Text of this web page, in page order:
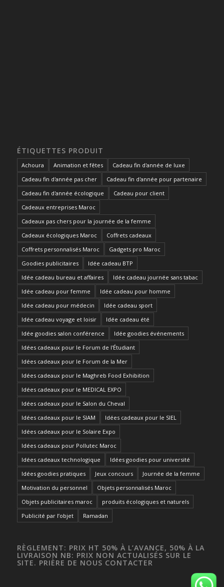
ÉTIQUETTES PRODUIT
Achoura Animation et fêtes
Cadeau fin d'année de luxe
Cadeau fin d'année pas cher
Cadeau fin d'année pour partenaire
Cadeau fin d'année écologique
Cadeau pour client
Cadeaux entreprises Maroc
Cadeaux pas chers pour la journée de la femme
Cadeaux écologiques Maroc
Coffrets cadeaux
Coffrets personnalisés Maroc
Gadgets pro Maroc
Goodies publicitaires
Idée cadeau BTP
Idée cadeau bureau et affaires
Idée cadeau journée sans tabac
Idée cadeau pour femme
Idée cadeau pour homme
Idée cadeau pour médecin
Idée cadeau sport
Idée cadeau voyage et loisir
Idée cadeau été
Idée goodies salon conférence
Idée goodies événements
Idées cadeaux pour le Forum de l'Étudiant
Idées cadeaux pour le Forum de la Mer
Idées cadeaux pour le Maghreb Food Exhibition
Idées cadeaux pour le MEDICAL EXPO
Idées cadeaux pour le Salon du Cheval
Idées cadeaux pour le SIAM
Idées cadeaux pour le SIEL
Idées cadeaux pour le Solaire Expo
Idées cadeaux pour Pollutec Maroc
Idées cadeaux technologique
Idées goodies pour université
Idées goodies pratiques
Jeux concours
Journée de la femme
Motivation du personnel
Objets personnalisés Maroc
Objets publicitaires maroc
produits écologiques et naturels
Publicité par l’objet
Ramadan
RÈGLEMENT: PRIX HT 50% À L’AVANCE, 50% À LA
LIVRAISON NB: PRIX NON ACTUALISÉS SUR LE
SITE. PRIÈRE DE NOUS CONTACTER